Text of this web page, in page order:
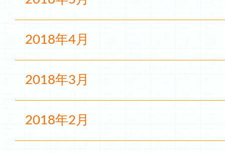
2018年4月
2018年3月
2018年2月